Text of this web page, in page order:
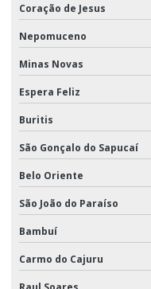
Coração de Jesus
Nepomuceno
Minas Novas
Espera Feliz
Buritis
São Gonçalo do Sapucaí
Belo Oriente
São João do Paraíso
Bambuí
Carmo do Cajuru